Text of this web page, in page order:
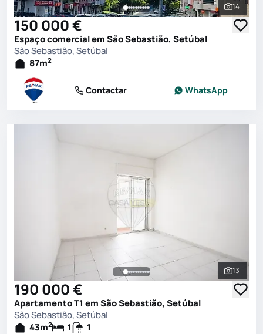
Ver
14
150 000 €
Espaço comercial em São Sebastião, Setúbal
São Sebastião, Setúbal
87m2
Contactar WhatsApp
Ver
13
190 000 €
Apartamento T1 em São Sebastião, Setúbal
São Sebastião, Setúbal
43m2 1 1